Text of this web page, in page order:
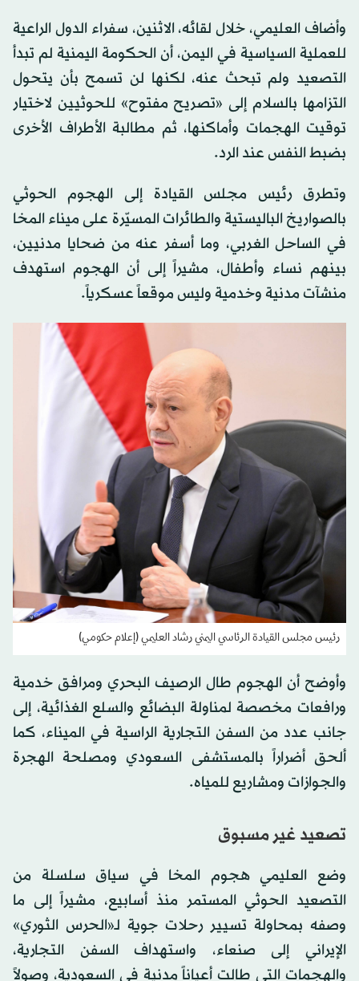
وأضاف العليمي، خلال لقائه، الاثنين، سفراء الدول الراعية
للعملية السياسية في اليمن، أن الحكومة اليمنية لم تبدأ
التصعيد ولم تبحث عنه، لكنها لن تسمح بأن يتحول
التزامها بالسلام إلى «تصريح مفتوح» للحوثيين لاختيار
توقيت الهجمات وأماكنها، ثم مطالبة الأطراف الأخرى
بضبط النفس عند الرد.
وتطرق رئيس مجلس القيادة إلى الهجوم الحوثي
بالصواريخ الباليستية والطائرات المسيّرة على ميناء المخا
في الساحل الغربي، وما أسفر عنه من ضحايا مدنيين،
بينهم نساء وأطفال، مشيراً إلى أن الهجوم استهدف
منشآت مدنية وخدمية وليس موقعاً عسكرياً.
رئيس مجلس القيادة الرئاسي اليمني رشاد العليمي (إعلام حكومي)
وأوضح أن الهجوم طال الرصيف البحري ومرافق خدمية
ورافعات مخصصة لمناولة البضائع والسلع الغذائية، إلى
جانب عدد من السفن التجارية الراسية في الميناء، كما
ألحق أضراراً بالمستشفى السعودي ومصلحة الهجرة
والجوازات ومشاريع للمياه.
تصعيد غير مسبوق
وضع العليمي هجوم المخا في سياق سلسلة من
التصعيد الحوثي المستمر منذ أسابيع، مشيراً إلى ما
وصفه بمحاولة تسيير رحلات جوية لـ«الحرس الثوري»
الإيراني إلى صنعاء، واستهداف السفن التجارية،
والهجمات التي طالت أعياناً مدنية في السعودية، وصولاً